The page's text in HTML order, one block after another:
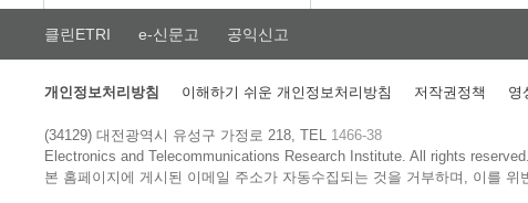
클린ETRI e-신문고 공익신고
개인정보처리방침 이해하기 쉬운 개인정보처리방침 저작권정책 영
(34129) 대전광역시 유성구 가정로 218, TEL 1466-38
Electronics and Telecommunications Research Institute.All rights reserved.
본 홈페이지에 게시된 이메일 주소가 자동수집되는 것을 거부하며, 이를